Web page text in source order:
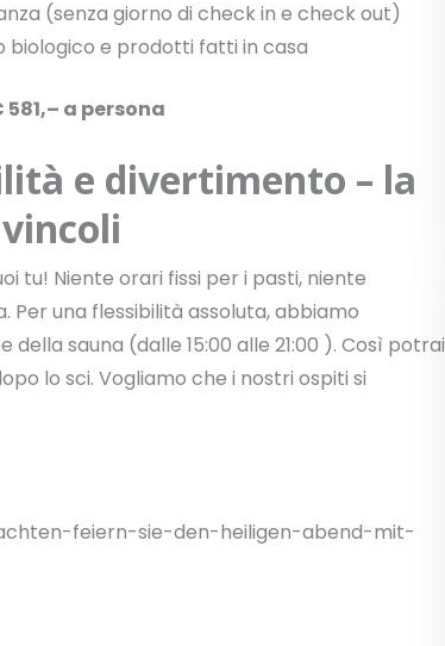
(senza giorno di check in e check out)
biologico e prodotti fatti in casa
a persona
e divertimento – la
tu! Niente orari fissi per i pasti, niente
una flessibilità assoluta, abbiamo
sauna (dalle 15:00 alle 21:00 ). Così potrai
lo sci. Vogliamo che i nostri ospiti si
feiern-sie-den-heiligen-abend-mit-